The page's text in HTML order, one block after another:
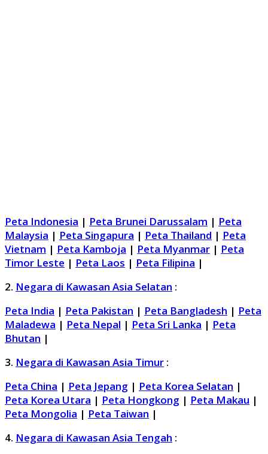
Peta Indonesia | Peta Brunei Darussalam | Peta
Malaysia | Peta Singapura | Peta Thailand | Peta
Vietnam | Peta Kamboja | Peta Myanmar | Peta
Timor Leste | Peta Laos | Peta Filipina |
2. Negara di Kawasan Asia Selatan :
Peta India | Peta Pakistan | Peta Bangladesh | Peta
Maladewa | Peta Nepal | Peta Sri Lanka | Peta
Bhutan |
3. Negara di Kawasan Asia Timur :
Peta China | Peta Jepang | Peta Korea Selatan |
Peta Korea Utara | Peta Hongkong | Peta Makau |
Peta Mongolia | Peta Taiwan |
4. Negara di Kawasan Asia Tengah :